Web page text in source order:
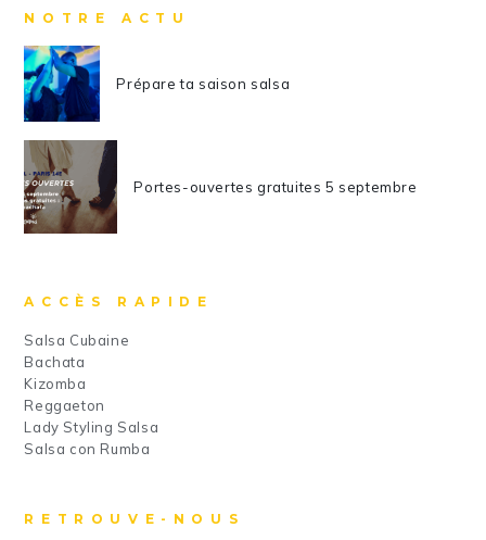
NOTRE ACTU
Prépare ta saison salsa
Portes-ouvertes gratuites 5 septembre
ACCÈS RAPIDE
Salsa Cubaine
Bachata
Kizomba
Reggaeton
Lady Styling Salsa
Salsa con Rumba
RETROUVE-NOUS